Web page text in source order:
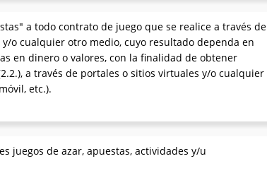
a todo contrato de juego que se realice a través de
o cualquier otro medio, cuyo resultado dependa en
en dinero o valores, con la finalidad de obtener
a través de portales o sitios virtuales y/o cualquier
etc.).
juegos de azar, apuestas, actividades y/u